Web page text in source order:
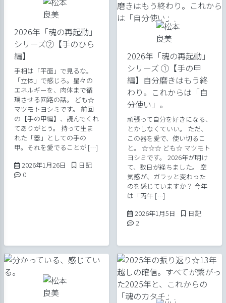
2026年「魂の再起動」
シリーズ②【手のひら
編】
手相は「平面」で見るな。
「立体」で感じろ。星々の
エネルギーを、肉体まで循
環させる回路の話。 ども☆
マツモトヨシミです。 前回
の【手の甲編】、読んでくれ
てありがとう。 持って生ま
れた「器」としての手の
甲。それを愛でることが […]
2026年1月26日 2026年1月26日
Posted in
日記
Comments:
0
2026年「魂の再起動」
シリーズ ①【手の甲
編】自分磨きはもう終
わり。これからは「自
分使い」。
頑張って自分を好きになる、
とかしなくていい。 ただ、
この器を愛で、使い切るこ
と。 ☆☆☆ ども☆ マツモト
ヨシミです。 2026年が明け
て、数日が経ちました。 空
気感が、ガラッと変わった
のを感じていますか？ 今年
は「丙午 […]
2026年1月5日 2026年1月5日
Posted in
日記
Comments:
2